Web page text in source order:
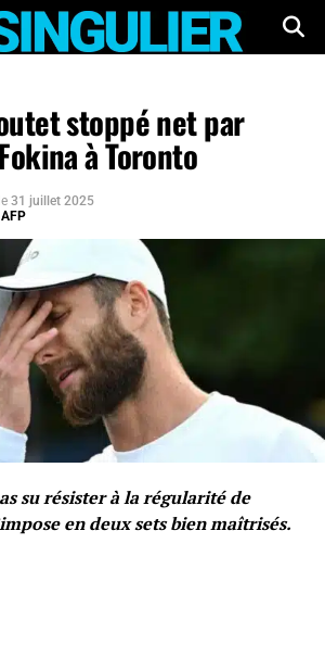
stoppé net par
à Toronto
le 31 juillet 2025
su résister à la régularité de
en deux sets bien maîtrisés.